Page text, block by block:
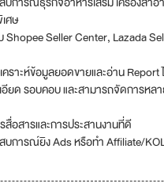
ศษ
บ Shopee Seller Center, Lazada
คราะห์ข้อมูลยอดขายและอ่าน Report
อียด รอบคอบ และสามารถจัดการหล
สื่อสารและการประสานงานที่ดี
บการณ์ยิง Ads หรือทำ Affiliate/